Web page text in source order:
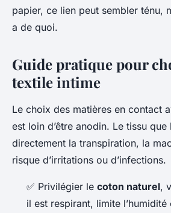
papier, ce lien peut sembler ténu,
a de quoi.
Guide pratique pour
textile intime
Le choix des matières en contact
est loin d’être anodin. Le tissu que
directement la transpiration, la
risque d’irritations ou d’infections.
✅ Privilégier le coton naturel,
il est respirant, limite